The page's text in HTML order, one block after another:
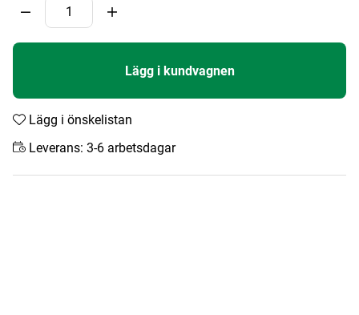
Lägg i kundvagnen
Lägg i önskelistan
Leverans: 3-6 arbetsdagar